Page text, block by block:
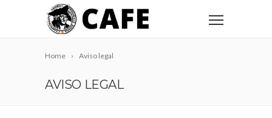
Home Aviso legal
AVISO LEGAL